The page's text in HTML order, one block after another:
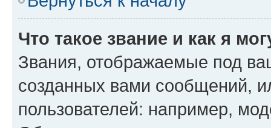
Что такое звание и как я
Звания, отображаемые под
созданных вами сообщений,
пользователей: например,